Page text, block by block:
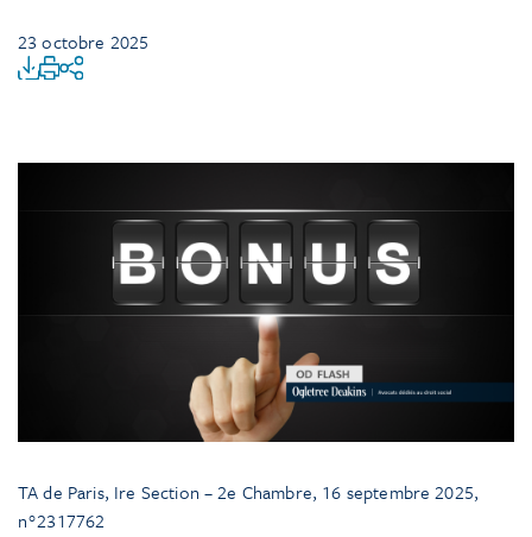
23 octobre 2025
TA de Paris, Ire Section – 2e Chambre, 16 septembre 2025,
n°2317762